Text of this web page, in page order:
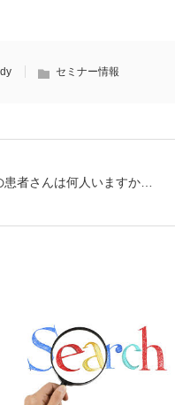
セミナー情報
患者さんは何人いますか…